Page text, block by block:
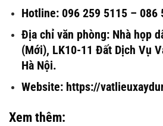
Hotline: 096 259 5115 – 086
Địa chỉ văn phòng: Nhà họp
(Mới), LK10-11 Đất Dịch Vụ
Hà Nội.
Website: https://
Xem thêm: